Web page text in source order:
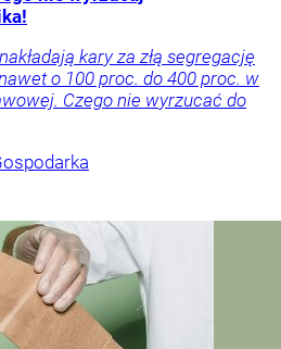
kary za złą segregację
o 100 proc. do 400 proc. w
Czego nie wyrzucać do